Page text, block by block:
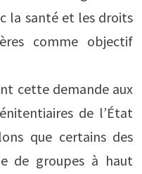
la santé et les droits
comme objectif
cette demande aux
de l’État
que certains des
de groupes à haut